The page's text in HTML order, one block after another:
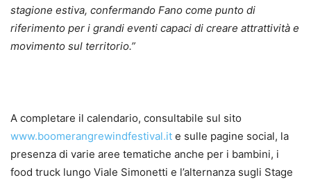
stagione estiva, confermando Fano come punto di
riferimento per i grandi eventi capaci di creare attrattività e
movimento sul territorio.”
A completare il calendario, consultabile sul sito
www.boomerangrewindfestival.it e sulle pagine social, la
presenza di varie aree tematiche anche per i bambini, i
food truck lungo Viale Simonetti e l’alternanza sugli Stage